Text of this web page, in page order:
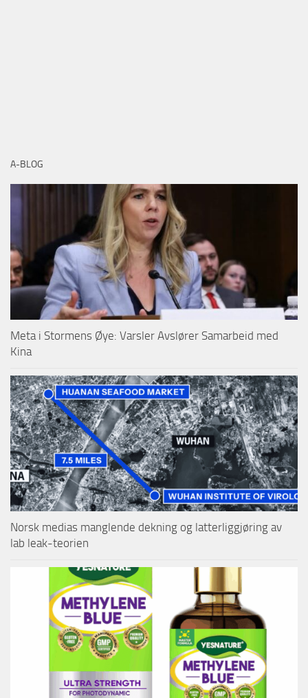
A-BLOG
Meta i Stormens Øye: Varsler Avslører Samarbeid med
Kina
Norsk medias manglende dekning og latterliggjøring av
lab leak-teorien